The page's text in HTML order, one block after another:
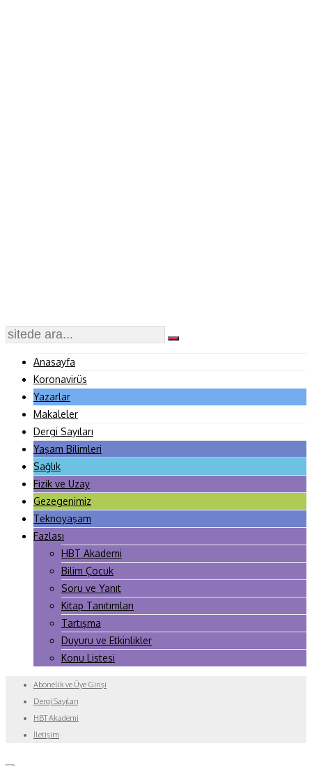
Anasayfa
Koronavirüs
Yazarlar
Makaleler
Dergi Sayıları
Yaşam Bilimleri
Sağlık
Fizik ve Uzay
Gezegenimiz
Teknoyaşam
Fazlası
HBT Akademi
Bilim Çocuk
Soru ve Yanıt
Kitap Tanıtımları
Tartışma
Duyuru ve Etkinlikler
Konu Listesi
Abonelik ve Üye Girişi
Dergi Sayıları
HBT Akademi
İletişim